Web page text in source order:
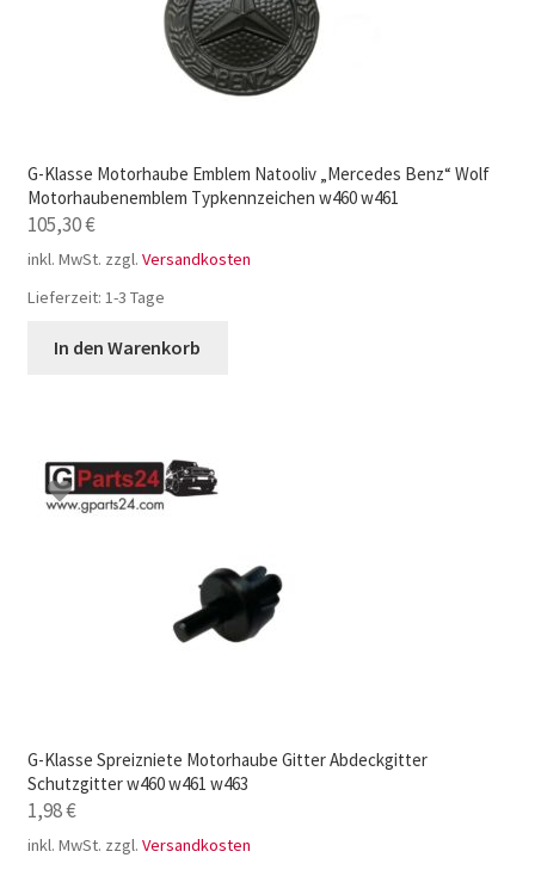
G-Klasse Motorhaube Emblem Natooliv „Mercedes Benz“ Wolf
Motorhaubenemblem Typkennzeichen w460 w461
105,30€
inkl. MwSt. zzgl. Versandkosten
Lieferzeit: 1-3 Tage
In den Warenkorb
G-Klasse Spreizniete Motorhaube Gitter Abdeckgitter
Schutzgitter w460 w461 w463
1,98€
inkl. MwSt. zzgl. Versandkosten